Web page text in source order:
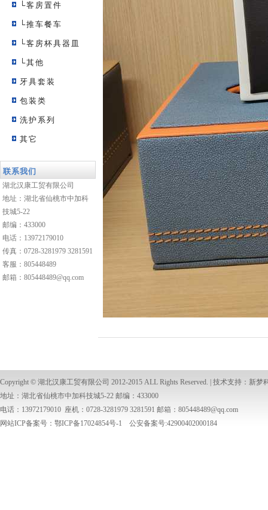
└客房置件
└推车餐车
└客房杯具器皿
└其他
牙具套装
包装类
洗护系列
其它
联系我们
湖北汉康工贸有限公司
地址：湖北省仙桃市中加科
技城5-22
邮编：433000
电话：13972179010
传真：0728-3281979 3281591
客服： 805448489
邮箱： 805448489@qq.com
Copyright © 湖北汉康工贸有限公司 2012-2015 ALL Rights Reserved. | 技术支持： 新梦
地址：湖北省仙桃市中加科技城5-22 邮编：433000
电话：13972179010 座机：0728-3281979 3281591 邮箱： 805448489@qq.com
网站ICP备案号：鄂ICP备17024854号-1 公安备案号:42900402000184